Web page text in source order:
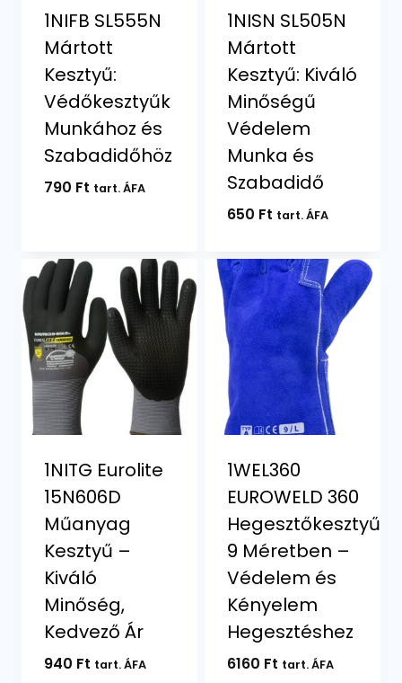
1NIFB SL555N
Mártott
Kesztyű:
Védőkesztyűk
Munkához és
Szabadidőhöz
790 Ft tart. ÁFA
1NISN SL505N
Mártott
Kesztyű: Kiváló
Minőségű
Védelem
Munka és
Szabadidő
650 Ft tart. ÁFA
1NITG Eurolite
15N606D
Műanyag
Kesztyű –
Kiváló
Minőség,
Kedvező Ár
940 Ft tart. ÁFA
1WEL360
EUROWELD 360
Hegesztőkesztyű
9 Méretben –
Védelem és
Kényelem
Hegesztéshez
6160 Ft tart. ÁFA